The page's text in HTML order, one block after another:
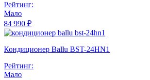
Рейтинг:
Мало
84 990 ₽
Кондиционер Ballu BST-24HN1
Рейтинг:
Мало